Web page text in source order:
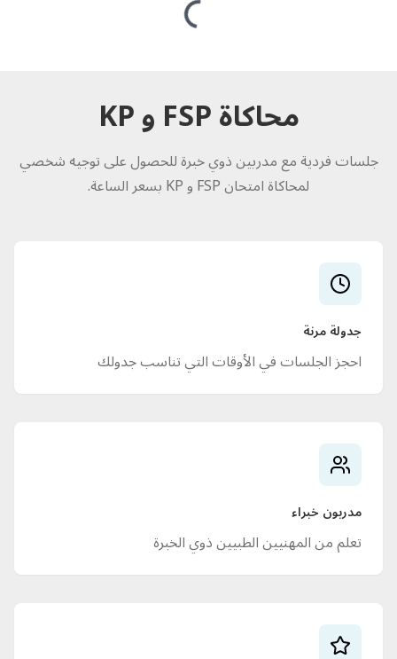
Loading...
محاكاة FSP و KP
جلسات فردية مع مدربين ذوي خبرة للحصول على توجيه شخصي
لمحاكاة امتحان FSP و KP بسعر الساعة.
جدولة مرنة
احجز الجلسات في الأوقات التي تناسب جدولك
مدربون خبراء
تعلم من المهنيين الطبيين ذوي الخبرة